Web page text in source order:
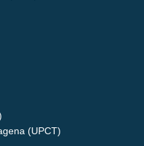
(UPCT)